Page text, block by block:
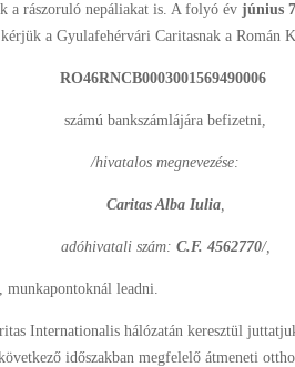
a rászoruló nepáliakat is. A folyó év június
a Gyulafehérvári Caritasnak a Román
RO46RNCB0003001569490006
számú bankszámlájára befizetni,
/hivatalos megnevezése:
Caritas Alba Iulia,
adóhivatali szám: C.F. 4562770/,
munkapontoknál leadni.
Internationalis hálózatán keresztül
időszakban megfelelő átmeneti